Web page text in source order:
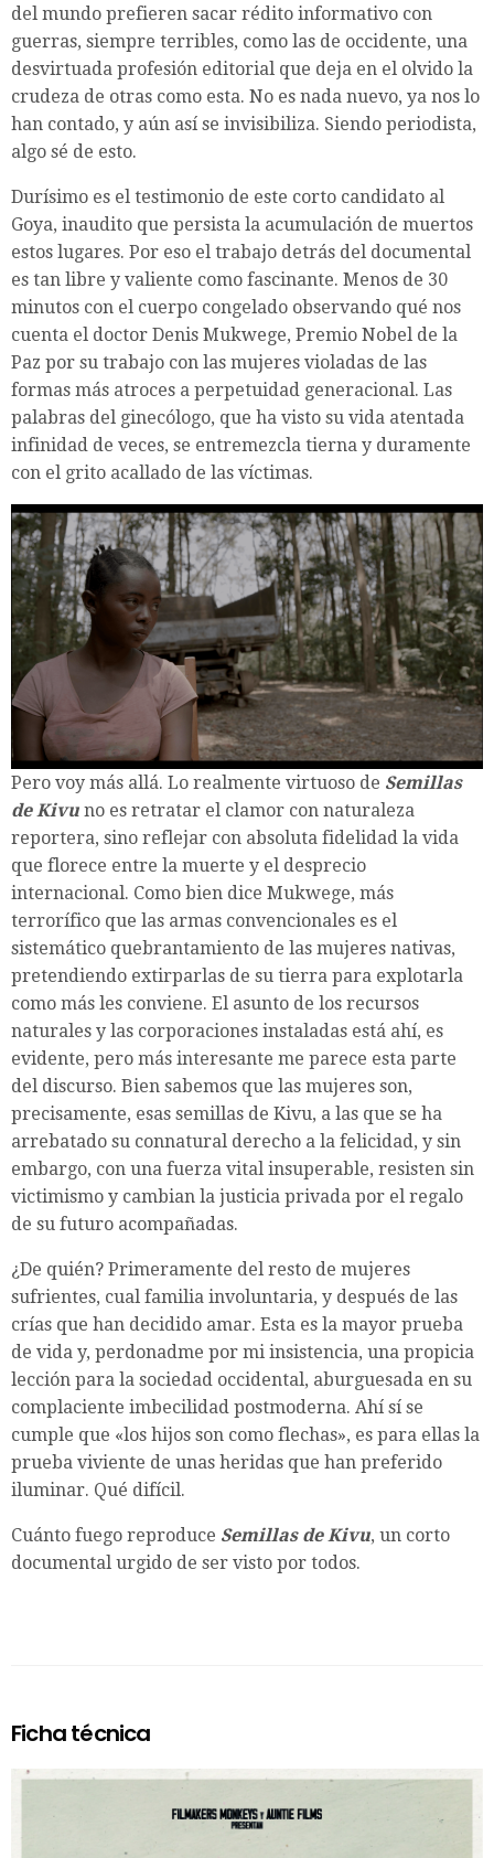
del mundo prefieren sacar rédito informativo con
guerras, siempre terribles, como las de occidente, una
desvirtuada profesión editorial que deja en el olvido la
crudeza de otras como esta. No es nada nuevo, ya nos lo
han contado, y aún así se invisibiliza. Siendo periodista,
algo sé de esto.
Durísimo es el testimonio de este corto candidato al
Goya, inaudito que persista la acumulación de muertos
estos lugares. Por eso el trabajo detrás del documental
es tan libre y valiente como fascinante. Menos de 30
minutos con el cuerpo congelado observando qué nos
cuenta el doctor Denis Mukwege, Premio Nobel de la
Paz por su trabajo con las mujeres violadas de las
formas más atroces a perpetuidad generacional. Las
palabras del ginecólogo, que ha visto su vida atentada
infinidad de veces, se entremezcla tierna y duramente
con el grito acallado de las víctimas.
Pero voy más allá. Lo realmente virtuoso de Semillas
de Kivu no es retratar el clamor con naturaleza
reportera, sino reflejar con absoluta fidelidad la vida
que florece entre la muerte y el desprecio
internacional. Como bien dice Mukwege, más
terrorífico que las armas convencionales es el
sistemático quebrantamiento de las mujeres nativas,
pretendiendo extirparlas de su tierra para explotarla
como más les conviene. El asunto de los recursos
naturales y las corporaciones instaladas está ahí, es
evidente, pero más interesante me parece esta parte
del discurso. Bien sabemos que las mujeres son,
precisamente, esas semillas de Kivu, a las que se ha
arrebatado su connatural derecho a la felicidad, y sin
embargo, con una fuerza vital insuperable, resisten sin
victimismo y cambian la justicia privada por el regalo
de su futuro acompañadas.
¿De quién? Primeramente del resto de mujeres
sufrientes, cual familia involuntaria, y después de las
crías que han decidido amar. Esta es la mayor prueba
de vida y, perdonadme por mi insistencia, una propicia
lección para la sociedad occidental, aburguesada en su
complaciente imbecilidad postmoderna. Ahí sí se
cumple que «los hijos son como flechas», es para ellas la
prueba viviente de unas heridas que han preferido
iluminar. Qué difícil.
Cuánto fuego reproduce Semillas de Kivu, un corto
documental urgido de ser visto por todos.
Ficha técnica